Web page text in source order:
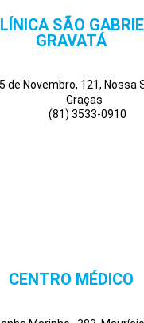
SÃO
GRAVATÁ
de Novembro, 121, Nossa
Graças
(81) 3533-0910
CENTRO MÉDICO